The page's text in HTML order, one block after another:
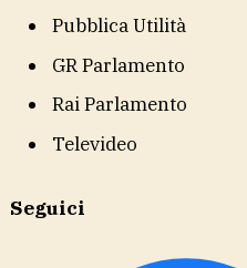
Pubblica Utilità
GR Parlamento
Rai Parlamento
Televideo
Seguici